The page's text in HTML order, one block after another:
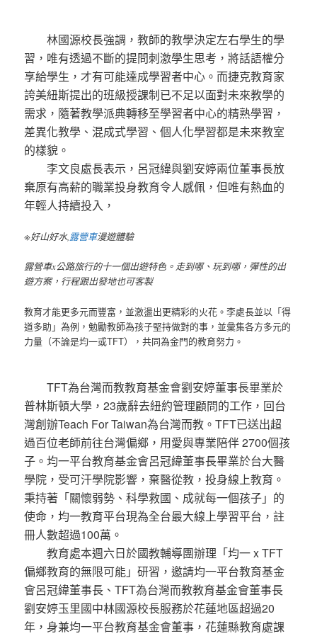
林國源校長強調，教師的教學決定左右學生的學
習，唯有透過不斷的提問刺激學生思考，將話語權分
享給學生，才有可能達成學習者中心。而捷克教育家
誇美紐斯提出的班級授課制已不足以面對未來教學的
需求，隨著教學派典轉移至學習者中心的精熟學習，
差異化教學、混成式學習、個人化學習都是未來教室
的樣貌。
李文良處長表示，呂冠緯與劉安婷兩位董事長放
棄原有高薪的職業投身教育令人感佩，但唯有熱血的
年輕人持續投入，
※好山好水,露營車漫遊體驗
露營車x公路旅行的十一個出遊特色。走到哪、玩到哪，彈性的出
遊方案，行程跟出發地也可客製
教育才能更多元而豐富，並激盪出更精彩的火花。李處長並以「得
道多助」為例，勉勵教師為孩子堅持做對的事，並彙集各方多元的
力量（不論是均一或TFT），共同為金門的教育努力。
TFT為台灣而教教育基金會劉安婷董事長畢業於
普林斯頓大學，23歲辭去紐約管理顧問的工作，回台
灣創辦Teach For Taiwan為台灣而教。TFT已送出超
過百位老師前往台灣偏鄉，用愛與專業陪伴 2700個孩
子。均一平台教育基金會呂冠緯董事長畢業於台大醫
學院，受可汗學院影響，棄醫從教，投身線上教育。
秉持著「關懷弱勢、科學救國、成就每一個孩子」的
使命，均一教育平台現為全台最大線上學習平台，註
冊人數超過100萬。
教育處本週六日於國教輔導團辦理「均一 x TFT
偏鄉教育的無限可能」研習，邀請均一平台教育基金
會呂冠緯董事長、TFT為台灣而教教育基金會董事長
劉安婷玉里國中林國源校長服務於花蓮地區超過20
年，身兼均一平台教育基金會董事，花蓮縣教育處課